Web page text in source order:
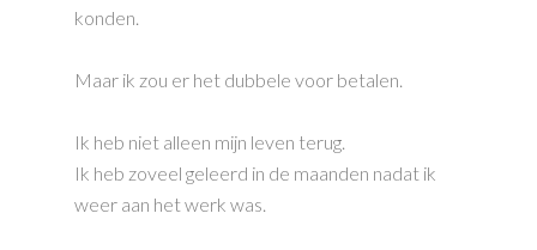
konden.
Maar ik zou er het dubbele voor betalen.
Ik heb niet alleen mijn leven terug.
Ik heb zoveel geleerd in de maanden nadat ik
weer aan het werk was.